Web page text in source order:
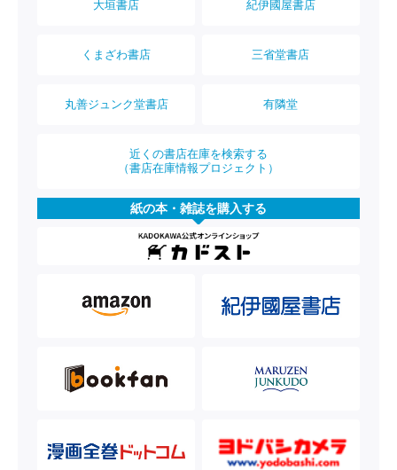
大垣書店 紀伊國屋書店
くまざわ書店 三省堂書店
丸善ジュンク堂書店 有隣堂
近くの書店在庫を検索する
（書店在庫情報プロジェクト）
紙の本・雑誌を購入する